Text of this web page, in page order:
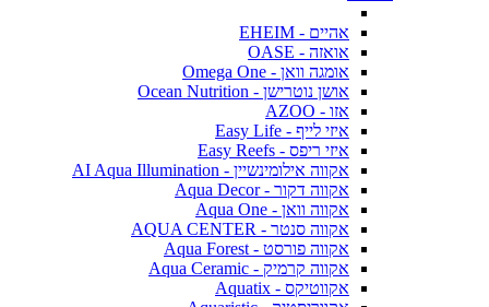
אהיים - EHEIM
אואזה - OASE
אומגה וואן - Omega One
אושן נוטרישן - Ocean Nutrition
אזו - AZOO
איזי לייף - Easy Life
איזי ריפס - Easy Reefs
אקווה אילומינשיין - AI Aqua Illumination
אקווה דקור - Aqua Decor
אקווה וואן - Aqua One
אקווה סנטר - AQUA CENTER
אקווה פורסט - Aqua Forest
אקווה קרמיק - Aqua Ceramic
אקווטיקס - Aquatix